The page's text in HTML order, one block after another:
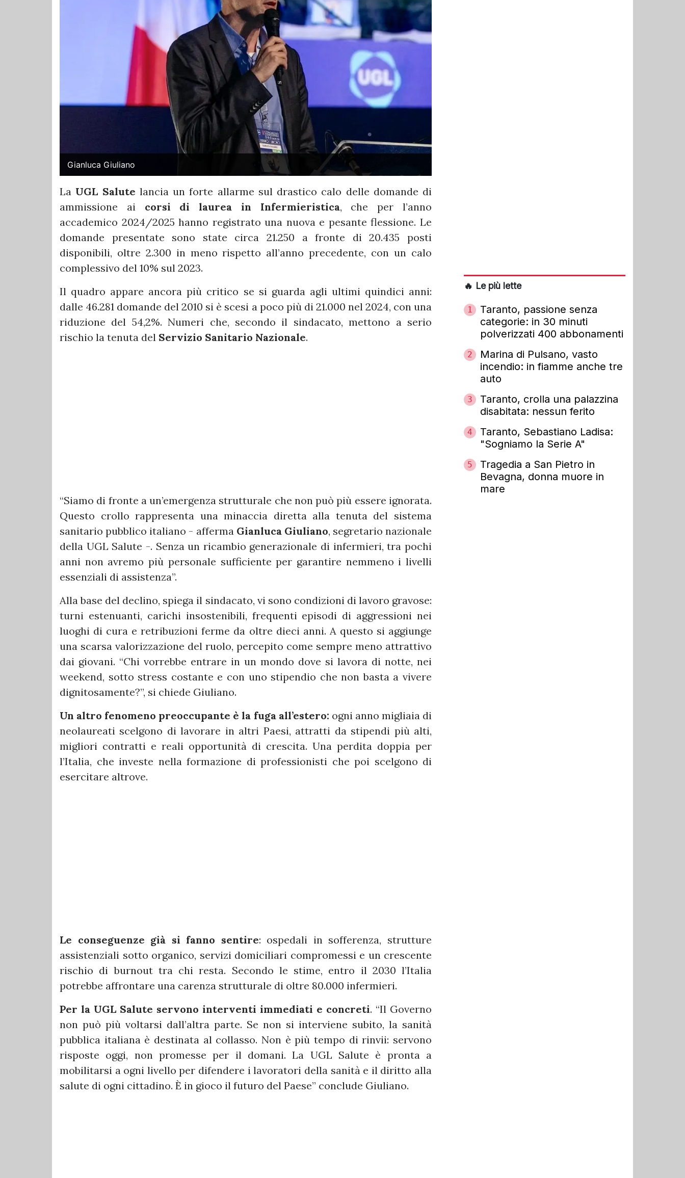
Gianluca Giuliano
La UGL Salute lancia un forte allarme sul drastico calo delle domande di
ammissione ai corsi di laurea in Infermieristica, che per l’anno
accademico 2024/2025 hanno registrato una nuova e pesante flessione. Le
domande presentate sono state circa 21.250 a fronte di 20.435 posti
disponibili, oltre 2.300 in meno rispetto all’anno precedente, con un calo
complessivo del 10% sul 2023.
Il quadro appare ancora più critico se si guarda agli ultimi quindici anni:
dalle 46.281 domande del 2010 si è scesi a poco più di 21.000 nel 2024, con una
riduzione del 54,2%. Numeri che, secondo il sindacato, mettono a serio
rischio la tenuta del Servizio Sanitario Nazionale.
“Siamo di fronte a un’emergenza strutturale che non può più essere ignorata.
Questo crollo rappresenta una minaccia diretta alla tenuta del sistema
sanitario pubblico italiano - afferma Gianluca Giuliano, segretario nazionale
della UGL Salute -. Senza un ricambio generazionale di infermieri, tra pochi
anni non avremo più personale sufficiente per garantire nemmeno i livelli
essenziali di assistenza”.
Alla base del declino, spiega il sindacato, vi sono condizioni di lavoro gravose:
turni estenuanti, carichi insostenibili, frequenti episodi di aggressioni nei
luoghi di cura e retribuzioni ferme da oltre dieci anni. A questo si aggiunge
una scarsa valorizzazione del ruolo, percepito come sempre meno attrattivo
dai giovani. “Chi vorrebbe entrare in un mondo dove si lavora di notte, nei
weekend, sotto stress costante e con uno stipendio che non basta a vivere
dignitosamente?”, si chiede Giuliano.
Un altro fenomeno preoccupante è la fuga all’estero: ogni anno migliaia di
neolaureati scelgono di lavorare in altri Paesi, attratti da stipendi più alti,
migliori contratti e reali opportunità di crescita. Una perdita doppia per
l’Italia, che investe nella formazione di professionisti che poi scelgono di
esercitare altrove.
Le conseguenze già si fanno sentire: ospedali in sofferenza, strutture
assistenziali sotto organico, servizi domiciliari compromessi e un crescente
rischio di burnout tra chi resta. Secondo le stime, entro il 2030 l’Italia
potrebbe affrontare una carenza strutturale di oltre 80.000 infermieri.
Per la UGL Salute servono interventi immediati e concreti. “Il Governo
non può più voltarsi dall’altra parte. Se non si interviene subito, la sanità
pubblica italiana è destinata al collasso. Non è più tempo di rinvii: servono
risposte oggi, non promesse per il domani. La UGL Salute è pronta a
mobilitarsi a ogni livello per difendere i lavoratori della sanità e il diritto alla
salute di ogni cittadino. È in gioco il futuro del Paese” conclude Giuliano.
🔥 Le più lette
1
Taranto, passione senza
categorie: in 30 minuti
polverizzati 400 abbonamenti
2
Marina di Pulsano, vasto
incendio: in fiamme anche tre
auto
3
Taranto, crolla una palazzina
disabitata: nessun ferito
4
Taranto, Sebastiano Ladisa:
"Sogniamo la Serie A"
5
Tragedia a San Pietro in
Bevagna, donna muore in
mare